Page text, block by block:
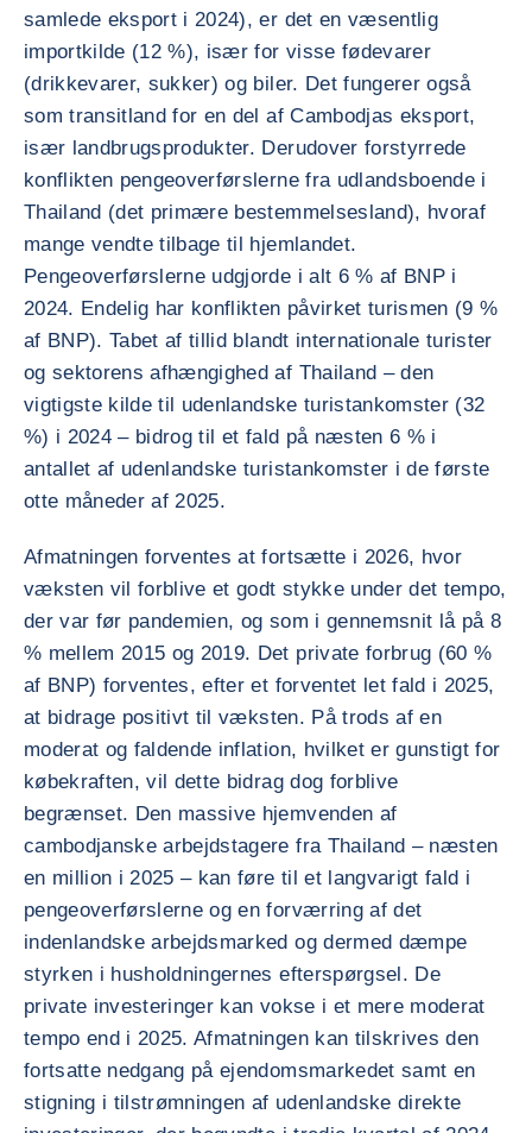
samlede eksport i 2024), er det en væsentlig
importkilde (12 %), især for visse fødevarer
(drikkevarer, sukker) og biler. Det fungerer også
som transitland for en del af Cambodjas eksport,
især landbrugsprodukter. Derudover forstyrrede
konflikten pengeoverførslerne fra udlandsboende i
Thailand (det primære bestemmelsesland), hvoraf
mange vendte tilbage til hjemlandet.
Pengeoverførslerne udgjorde i alt 6 % af BNP i
2024. Endelig har konflikten påvirket turismen (9 %
af BNP). Tabet af tillid blandt internationale turister
og sektorens afhængighed af Thailand – den
vigtigste kilde til udenlandske turistankomster (32
%) i 2024 – bidrog til et fald på næsten 6 % i
antallet af udenlandske turistankomster i de første
otte måneder af 2025.
Afmatningen forventes at fortsætte i 2026, hvor
væksten vil forblive et godt stykke under det tempo,
der var før pandemien, og som i gennemsnit lå på 8
% mellem 2015 og 2019. Det private forbrug (60 %
af BNP) forventes, efter et forventet let fald i 2025,
at bidrage positivt til væksten. På trods af en
moderat og faldende inflation, hvilket er gunstigt for
købekraften, vil dette bidrag dog forblive
begrænset. Den massive hjemvenden af
cambodjanske arbejdstagere fra Thailand – næsten
en million i 2025 – kan føre til et langvarigt fald i
pengeoverførslerne og en forværring af det
indenlandske arbejdsmarked og dermed dæmpe
styrken i husholdningernes efterspørgsel. De
private investeringer kan vokse i et mere moderat
tempo end i 2025. Afmatningen kan tilskrives den
fortsatte nedgang på ejendomsmarkedet samt en
stigning i tilstrømningen af udenlandske direkte